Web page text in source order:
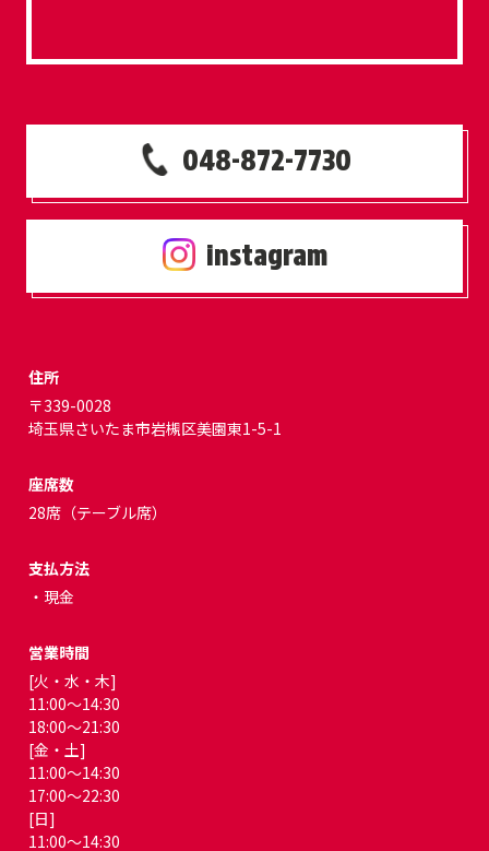
048-872-7730
instagram
住所
〒339-0028
埼玉県さいたま市岩槻区美園東1-5-1
座席数
28席（テーブル席）
支払方法
・現金
営業時間
[火・水・木]
11:00～14:30
18:00～21:30
[金・土]
11:00～14:30
17:00～22:30
[日]
11:00～14:30